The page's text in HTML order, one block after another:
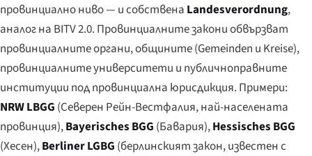
провинциално ниво — и собствена Landesverordnung,
аналог на BITV 2.0. Провинциалните закони обвързват
провинциалните органи, общините (Gemeinden и Kreise),
провинциалните университети и публичноправните
институции под провинциална юрисдикция. Примери:
NRW LBGG (Северен Рейн-Вестфалия, най-населената
провинция),Bayerisches BGG (Бавария),Hessisches BGG
(Хесен),Berliner LGBG (берлинският закон, известен с